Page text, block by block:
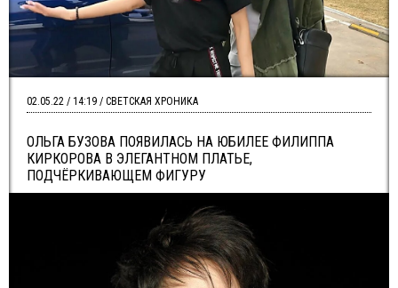
ОЛЬГА БУЗОВА ПОЯВИЛАСЬ НА ЮБИЛЕЕ ФИЛИППА
КИРКОРОВА В ЭЛЕГАНТНОМ ПЛАТЬЕ,
ПОДЧЁРКИВАЮЩЕМ ФИГУРУ
02.05.22 / 14:19 / СВЕТСКАЯ ХРОНИКА